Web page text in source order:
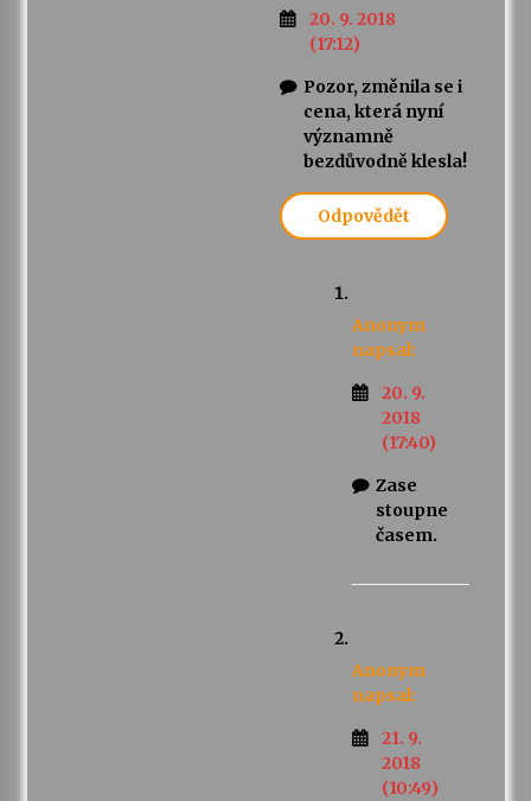
20. 9. 2018
(17:12)
Pozor, změnila se i
cena, která nyní
významně
bezdůvodně klesla!
Odpovědět
Anonym
napsal:
20. 9.
2018
(17:40)
Zase
stoupne
časem.
Anonym
napsal:
21. 9.
2018
(10:49)